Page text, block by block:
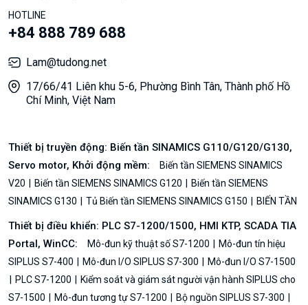
HOTLINE
+84 888 789 688
Lam@tudong.net
17/66/41 Liên khu 5-6, Phường Bình Tân, Thành phố Hồ
Chí Minh, Việt Nam
Thiết bị truyền động: Biến tần SINAMICS G110/G120/G130,
Servo motor, Khởi động mềm:
Biến tần SIEMENS SINAMICS
V20
Biến tần SIEMENS SINAMICS G120
Biến tần SIEMENS
SINAMICS G130
Tủ Biến tần SIEMENS SINAMICS G150 BIẾN TẦN
Thiết bị điều khiển: PLC S7-1200/1500, HMI KTP, SCADA TIA
Portal, WinCC:
Mô-đun kỹ thuật số S7-1200
Mô-đun tín hiệu
SIPLUS S7-400
Mô-đun I/O SIPLUS S7-300
Mô-đun I/O S7-1500
PLC S7-1200
Kiểm soát và giám sát người vận hành SIPLUS cho
S7-1500
Mô-đun tương tự S7-1200
Bộ nguồn SIPLUS S7-300